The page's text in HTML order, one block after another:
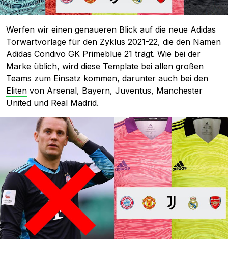
Werfen wir einen genaueren Blick auf die neue Adidas
Torwartvorlage für den Zyklus 2021-22, die den Namen
Adidas Condivo GK Primeblue 21 trägt. Wie bei der
Marke üblich, wird diese Template bei allen großen
Teams zum Einsatz kommen, darunter auch bei den
Eliten von Arsenal, Bayern, Juventus, Manchester
United und Real Madrid.